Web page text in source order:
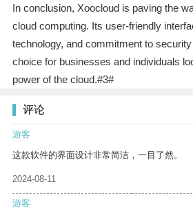
In conclusion, Xoocloud is paving the
cloud computing. Its user-friendly
technology, and commitment to
choice for businesses and individuals
power of the cloud.#3#
评论
游客
这款软件的界面设计非常简洁，一目了然。
2024-08-11
游客